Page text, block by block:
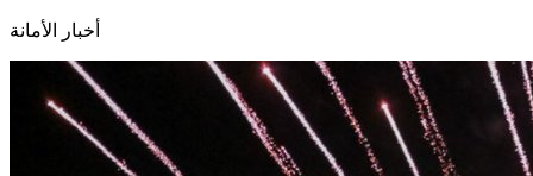
أخبار الأمانة